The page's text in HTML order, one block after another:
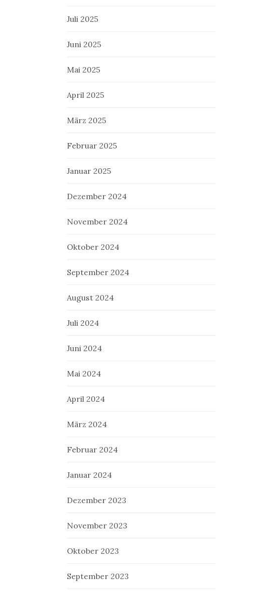
Juli 2025
Juni 2025
Mai 2025
April 2025
März 2025
Februar 2025
Januar 2025
Dezember 2024
November 2024
Oktober 2024
September 2024
August 2024
Juli 2024
Juni 2024
Mai 2024
April 2024
März 2024
Februar 2024
Januar 2024
Dezember 2023
November 2023
Oktober 2023
September 2023